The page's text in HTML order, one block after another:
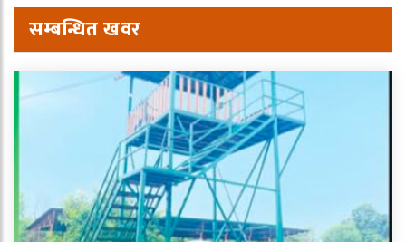
सम्बन्धित खवर